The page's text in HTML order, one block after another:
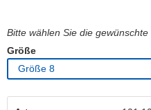
Bitte wählen Sie die gewünschte
Größe
Größe 8